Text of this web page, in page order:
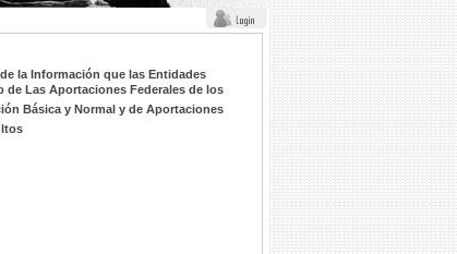
la Información que las Entidades
de Las Aportaciones Federales de los
Básica y Normal y de Aportaciones